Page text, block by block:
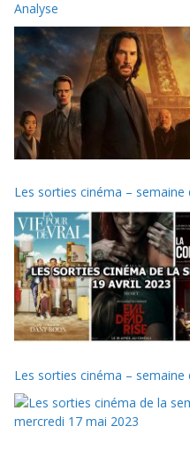
Analyse
Les sorties cinéma – semaine
Les sorties cinéma – semaine